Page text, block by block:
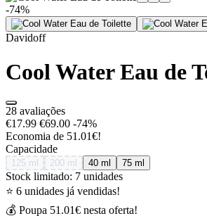
+de 36.000 reviews
-74%
Davidoff
Cool Water Eau de
28 avaliações
€17.99 €69.00 -74%
Economia de 51.01€!
Capacidade
125 ml 200 ml 40 ml 75 ml
Stock limitado: 7 unidades
⭐ 6 unidades já vendidas!
💰 Poupa 51.01€ nesta oferta!